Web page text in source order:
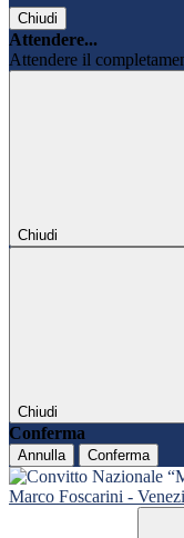
Chiudi
Attendere...
Attendere il
Chiudi
Chiudi
Conferma
Annulla Conferma
Marco Foscarini -